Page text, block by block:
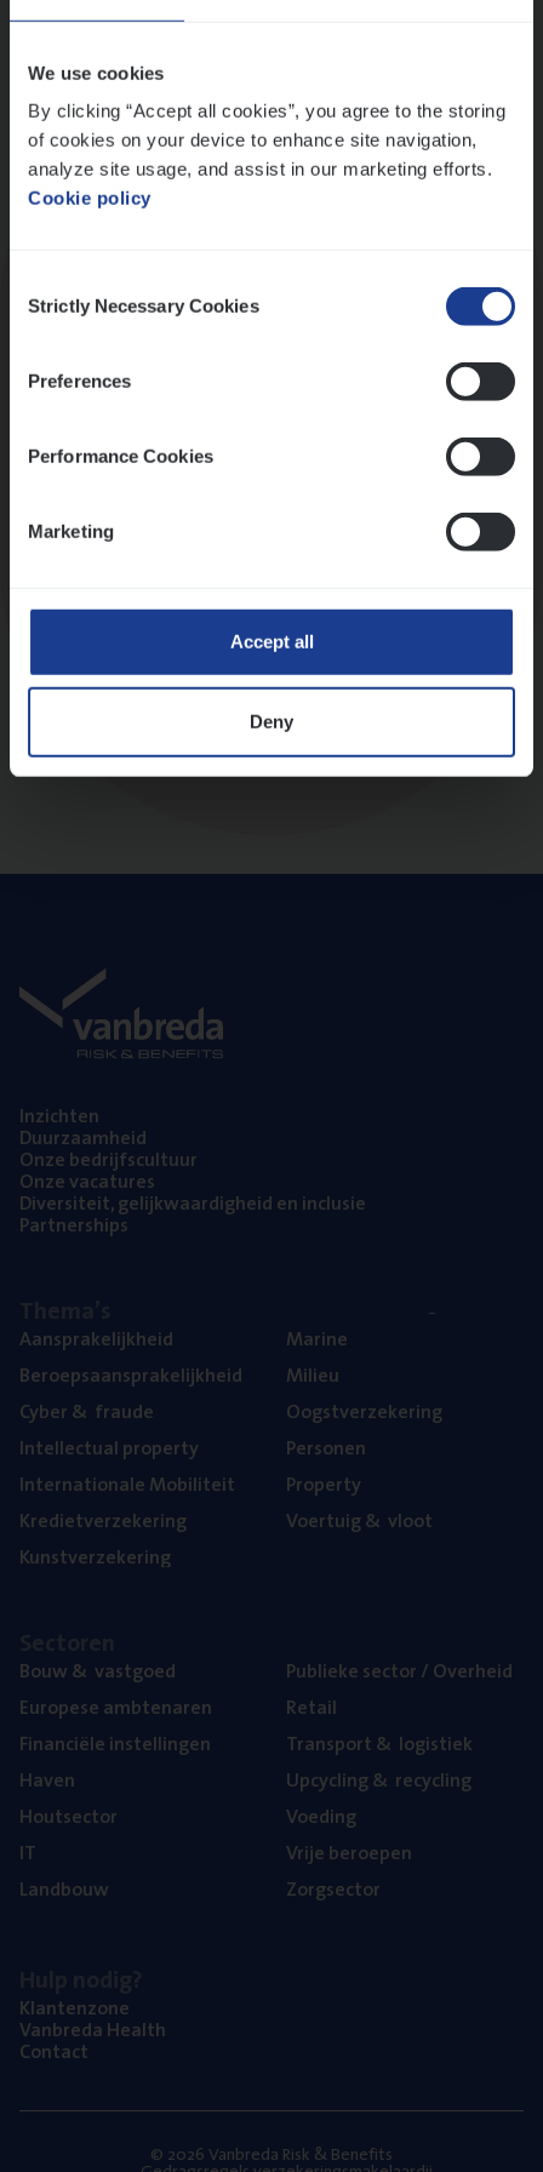
We use cookies
By clicking “Accept all cookies”, you agree to the storing
of cookies on your device to enhance site navigation,
analyze site usage, and assist in our marketing efforts.
Cookie policy
Selection
Strictly Necessary Cookies
Preferences
Performance Cookies
Marketing
Accept all
Deny
Inzich­ten
Duur­zaam­heid
Onze bedrijfs­cul­tuur
Onze vaca­tu­res
Diver­si­teit, gelijk­waar­dig­heid en inclusie
Part­ner­ships
Aan­spra­ke­lijk­heid
Beroeps­aan­spra­ke­lijk­heid
Cyber& fraude
Intel­lec­tu­al property
Inter­na­ti­o­na­le Mobiliteit
Kre­diet­ver­ze­ke­ring
Kunst­ver­ze­ke­ring
Mari­ne
Mili­eu
Oogst­ver­ze­ke­ring
Per­so­nen
Pro­per­ty
Voer­tuig& vloot
Bouw& vastgoed
Euro­pe­se ambtenaren
Finan­ci­ë­le instellingen
Haven
Hout­sec­tor
IT
Land­bouw
Publie­ke sec­tor / Overheid
Retail
Trans­port& logistiek
Upcy­cling& recycling
Voe­ding
Vrije beroe­pen
Zorg­sec­tor
Klan­ten­zo­ne
Van­b­re­da Health
Con­tact
© 2026 Vanbreda Risk & Benefits